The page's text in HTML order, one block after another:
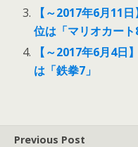
【～2017年6月11
位は「マリオカート
【～2017年6月4日
は「鉄拳7」
Previous Post